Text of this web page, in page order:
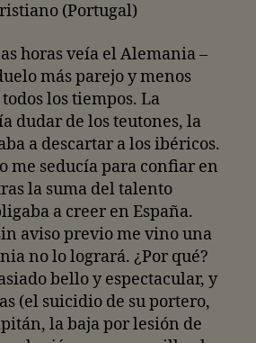
(Portugal)
horas veía el Alemania –
más parejo y menos
los tiempos. La
dudar de los teutones, la
a descartar a los ibéricos.
me seducía para confiar en
la suma del talento
a creer en España.
aviso previo me vino una
no lo logrará. ¿Por qué?
bello y espectacular, y
(el suicidio de su portero,
la baja por lesión de